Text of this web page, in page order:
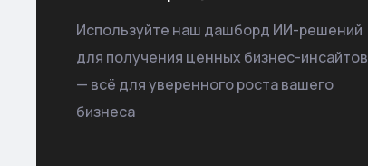
Используйте наш дашборд ИИ-решений
для получения ценных бизнес-инсайтов
— всё для уверенного роста вашего
бизнеса